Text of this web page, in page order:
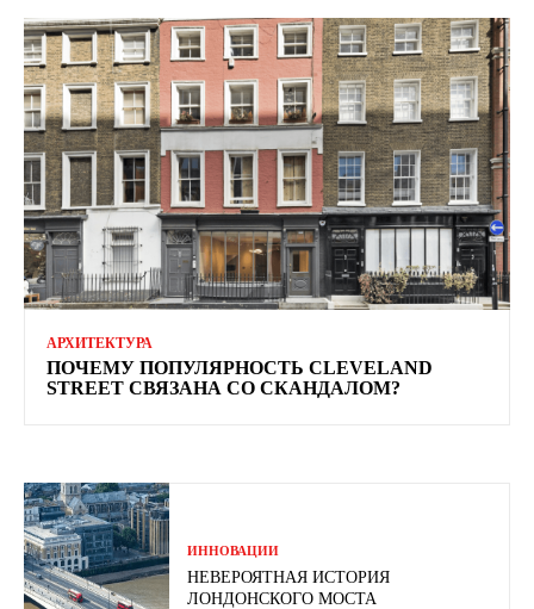
АРХИТЕКТУРА
ПОЧЕМУ ПОПУЛЯРНОСТЬ CLEVELAND
STREET СВЯЗАНА СО СКАНДАЛОМ?
ИННОВАЦИИ
НЕВЕРОЯТНАЯ ИСТОРИЯ
ЛОНДОНСКОГО МОСТА